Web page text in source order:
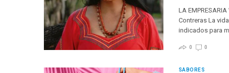
LA
Contreras La
indicados para
0 0
SABORES